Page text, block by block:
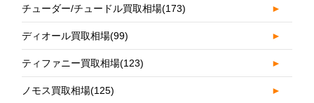
チューダー/チュードル買取相場(173) ►
ディオール買取相場(99) ►
ティファニー買取相場(123) ►
ノモス買取相場(125) ►